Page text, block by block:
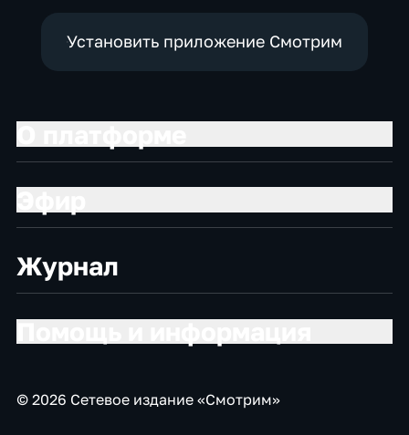
Установить приложение Смотрим
Журнал
© 2026 Сетевое издание «Смотрим»